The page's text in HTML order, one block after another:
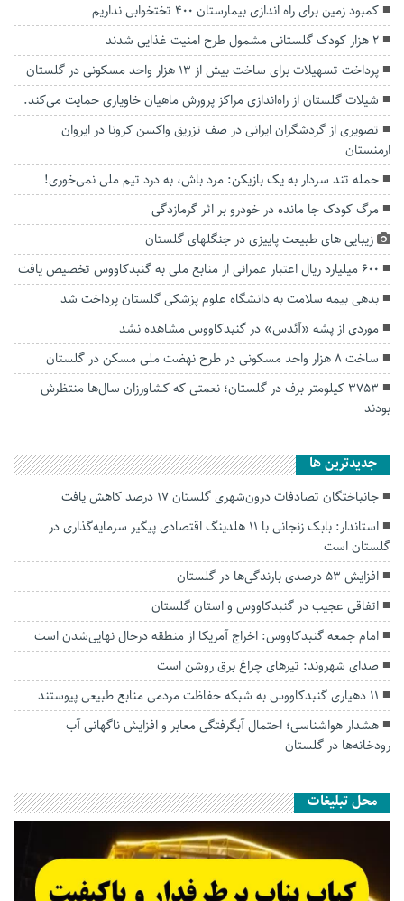
کمبود زمین برای راه اندازی بیمارستان ۴۰۰ تختخوابی نداریم
۲ هزار کودک گلستانی مشمول طرح امنیت غذایی شدند
پرداخت تسهیلات برای ساخت بیش از ۱۳ هزار واحد مسکونی در گلستان
شیلات گلستان از راه‌اندازی مراکز پرورش ماهیان خاویاری حمایت می‌کند.
تصویری از گردشگران ایرانی در صف تزریق واکسن کرونا در ایروان
ارمنستان
حمله تند سردار به یک بازیکن: مرد باش، به درد تیم ملی نمی‌خوری!
مرگ کودک جا مانده در خودرو بر اثر گرمازدگی
زیبایی های طبیعت پاییزی در جنگلهای گلستان
۶۰۰ میلیارد ریال اعتبار عمرانی از منابع ملی به گنبدکاووس تخصیص یافت
بدهی بیمه سلامت به دانشگاه علوم پزشکی گلستان پرداخت شد
موردی از پشه «آئدس» در گنبدکاووس مشاهده نشد
ساخت ۸ هزار واحد مسکونی در طرح نهضت ملی مسکن در گلستان
۳۷۵۳ کیلومتر برف در گلستان؛ نعمتی که کشاورزان سال‌ها منتظرش
بودند
جديدترين ها
جانباختگان تصادفات درون‌شهری گلستان ۱۷ درصد کاهش یافت
استاندار: بابک زنجانی با ۱۱ هلدینگ اقتصادی پیگیر سرمایه‌گذاری در
گلستان است
افزایش ۵۳ درصدی بارندگی‌ها در گلستان
اتفاقی عجیب در‌ گنبدکاووس و استان گلستان
امام جمعه گنبدکاووس: اخراج آمریکا از منطقه درحال نهایی‌شدن است
صدای شهروند: تیرهای چراغ برق روشن است
۱۱ دهیاری گنبدکاووس به شبکه حفاظت مردمی منابع طبیعی پیوستند
هشدار هواشناسی؛ احتمال آبگرفتگی معابر و افزایش ناگهانی آب
رودخانه‌ها در گلستان
محل تبلیغات